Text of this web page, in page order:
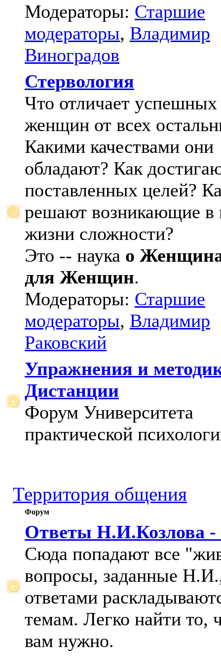
Модераторы: Старшие
модераторы, Владимир
Виноградов
Стервология
Что отличает успешных
женщин от всех
Какими качествами они
обладают? Как
поставленных целей?
решают возникающие в
жизни сложности?
Это -- наука о
для Женщин.
Модераторы: Старшие
модераторы, Владимир
Раковский
Упражнения и
Дистанции
Форум Университета
практической
Территория общения
Форум
Ответы Н.И.Козлова -
Сюда попадают все
вопросы, заданные
ответами
темам. Легко найти то,
вам нужно.